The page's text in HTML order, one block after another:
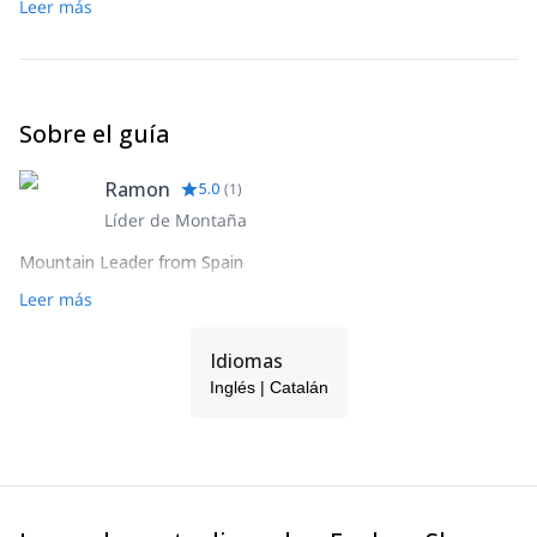
Leer más
Sobre el guía
Ramon 5.0 (1)
Líder de Montaña
Mountain Leader from Spain
Leer más
Idiomas
Inglés | Catalán